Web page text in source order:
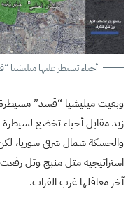
أحياء تسيطر عليها ميليشيا
وبقيت ميليشيا “قسد” مسيطرة
زيد مقابل أحياء تخضع لسيطرة
والحسكة شمال شرقي سوريا،
استراتيجية مثل منبج وتل
آخر معاقلها غرب الفرات.